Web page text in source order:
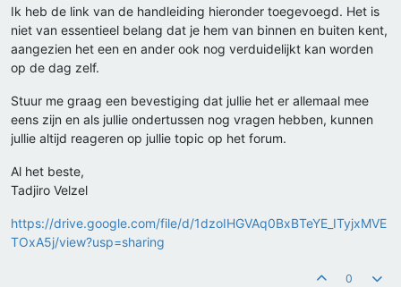
Ik heb de link van de handleiding hieronder toegevoegd. Het is
niet van essentieel belang dat je hem van binnen en buiten kent,
aangezien het een en ander ook nog verduidelijkt kan worden
op de dag zelf.
Stuur me graag een bevestiging dat jullie het er allemaal mee
eens zijn en als jullie ondertussen nog vragen hebben, kunnen
jullie altijd reageren op jullie topic op het forum.
Al het beste,
Tadjiro Velzel
https://drive.google.com/file/d/1dzoIHGVAq0BxBTeYE_ITyjxMVE
TOxA5j/view?usp=sharing
0